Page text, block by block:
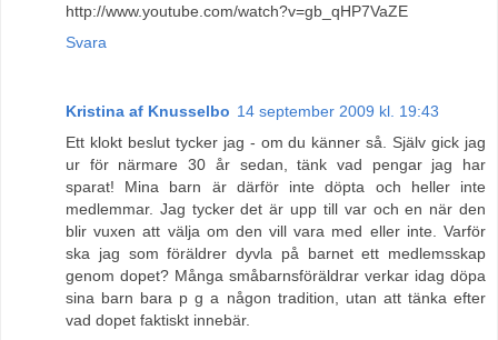
http://www.youtube.com/watch?v=gb_qHP7VaZE
Svara
Kristina af Knusselbo 14 september 2009 kl. 19:43
Ett klokt beslut tycker jag - om du känner så. Själv gick jag
ur för närmare 30 år sedan, tänk vad pengar jag har
sparat! Mina barn är därför inte döpta och heller inte
medlemmar. Jag tycker det är upp till var och en när den
blir vuxen att välja om den vill vara med eller inte. Varför
ska jag som föräldrer dyvla på barnet ett medlemsskap
genom dopet? Många småbarnsföräldrar verkar idag döpa
sina barn bara p g a någon tradition, utan att tänka efter
vad dopet faktiskt innebär.